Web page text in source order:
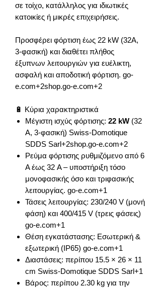
σε τοίχο, κατάλληλος για ιδιωτικές
κατοικίες ή μικρές επιχειρήσεις.
Προσφέρει φόρτιση έως 22 kW (32A,
3-φασική) και διαθέτει πλήθος
έξυπνων λειτουργιών για ευέλικτη,
ασφαλή και αποδοτική φόρτιση. go-
e.com+2shop.go-e.com+2
🔋 Κύρια χαρακτηριστικά
Μέγιστη ισχύς φόρτισης: 22 kW (32
A, 3-φασική) Swiss-Domotique
SDDS Sarl+2shop.go-e.com+2
Ρεύμα φόρτισης ρυθμιζόμενο από 6
A έως 32 A – υποστήριξη τόσο
μονοφασικής όσο και τριφασικής
λειτουργίας. go-e.com+1
Τάσεις λειτουργίας: 230/240 V (μονή
φάση) και 400/415 V (τρεις φάσεις)
go-e.com+1
Θέση εγκατάστασης: Εσωτερική &
εξωτερική (IP65) go-e.com+1
Διαστάσεις: περίπου 15.5 × 26 × 11
cm Swiss-Domotique SDDS Sarl+1
Βάρος: περίπου 2.30 kg για την